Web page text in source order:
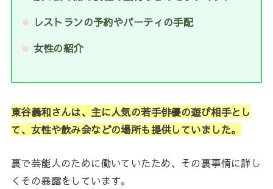
レストランの予約やパーティの手配
女性の紹介
東谷義和さんは、主に人気の若手俳優の遊び相手とし
て、女性や飲み会などの場所も提供していました。
裏で芸能人のために働いていたため、その裏事情に詳し
くその暴露をしています。